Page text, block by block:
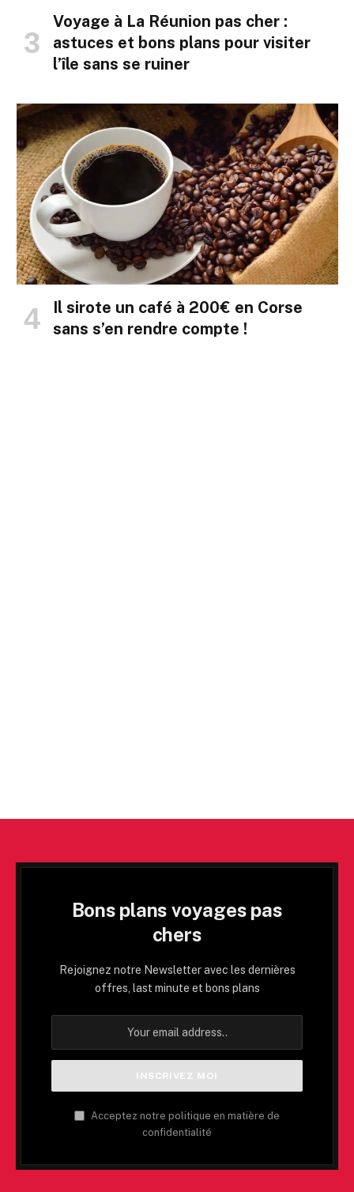
Voyage à La Réunion pas cher :
astuces et bons plans pour visiter
l’île sans se ruiner
Il sirote un café à 200€ en Corse
sans s’en rendre compte !
Bons plans voyages pas
chers
Rejoignez notre Newsletter avec les dernières
offres, last minute et bons plans
Acceptez notre politique en matière de
confidentialité